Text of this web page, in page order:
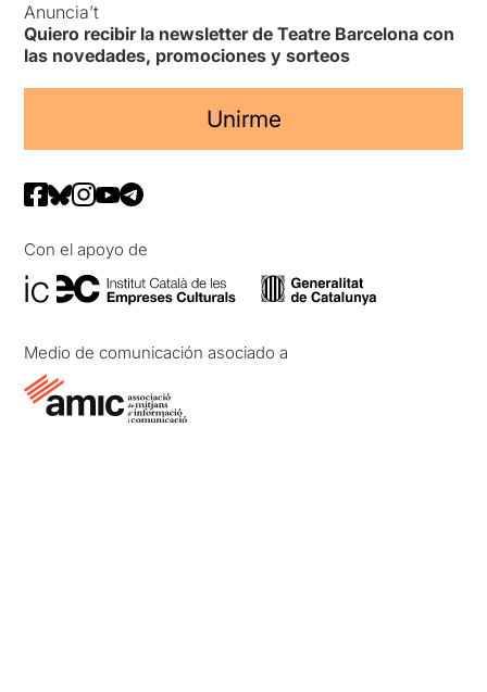
Anuncia’t
Quiero recibir la newsletter de Teatre Barcelona con
las novedades, promociones y sorteos
Unirme
Con el apoyo de
Medio de comunicación asociado a